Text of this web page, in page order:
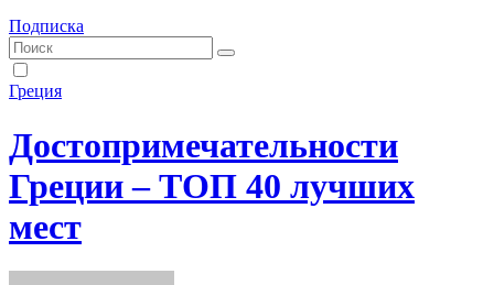
Подписка
Греция
Достопримечательности
Греции – ТОП 40 лучших
мест